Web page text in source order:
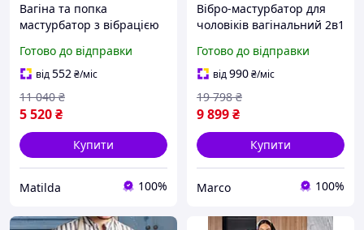
Вагіна та попка
мастурбатор з вібрацією
секс-лялька для чоловіків
реалістичний анус та
піхва
Готово до відправки
від552₴/міс
5 520₴
11 040 ₴
Купити
Matilda 100%
Вібро-мастурбатор для
чоловіків вагінальний 2в1
мастурбації 5 кг
Силіконовий XISES
Готово до відправки
від990₴/міс
9 899₴
19 798 ₴
Купити
Marco 100%